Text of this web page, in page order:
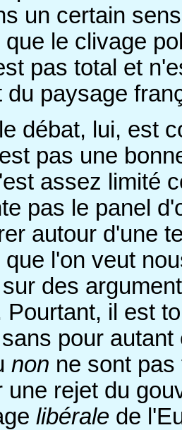
un certain
le clivage
pas total et
du paysage
débat, lui, est
pas une
assez limité
pas le panel
autour d'une
que l'on veut
des
Pourtant, il est
pour
non ne sont
une rejet du
libéralede